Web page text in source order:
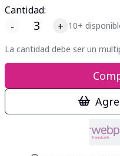
Cantidad:
-
+ 10+
La cantidad debe ser un